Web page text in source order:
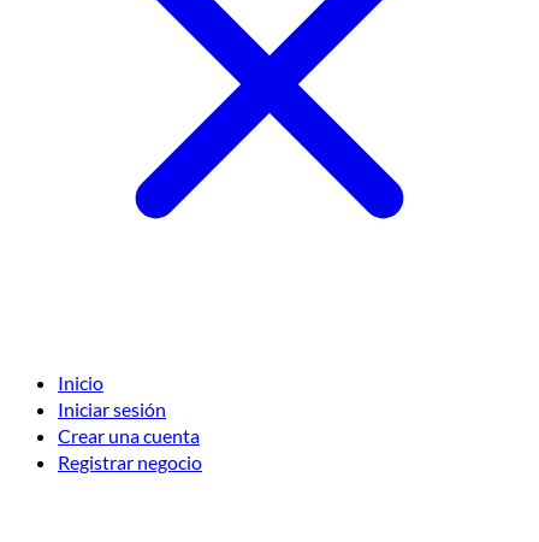
Inicio
Iniciar sesión
Crear una cuenta
Registrar negocio